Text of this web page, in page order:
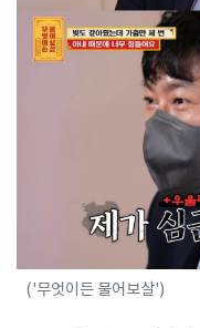
('무엇이든 물어보살')